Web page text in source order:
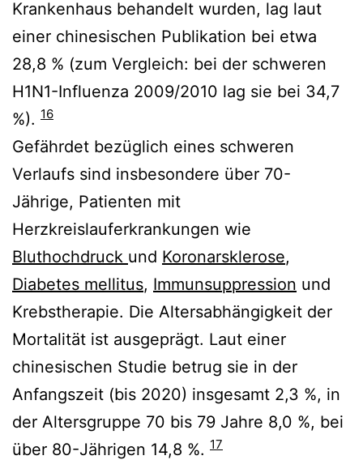
Krankenhaus behandelt wurden, lag laut
einer chinesischen Publikation bei etwa
28,8 % (zum Vergleich: bei der schweren
H1N1-Influenza 2009/2010 lag sie bei 34,7
%). 16
Gefährdet bezüglich eines schweren
Verlaufs sind insbesondere über 70-
Jährige, Patienten mit
Herzkreislauferkrankungen wie
Bluthochdruck und Koronarsklerose,
Diabetes mellitus, Immunsuppression und
Krebstherapie. Die Altersabhängigkeit der
Mortalität ist ausgeprägt. Laut einer
chinesischen Studie betrug sie in der
Anfangszeit (bis 2020) insgesamt 2,3 %, in
der Altersgruppe 70 bis 79 Jahre 8,0 %, bei
über 80-Jährigen 14,8 %. 17